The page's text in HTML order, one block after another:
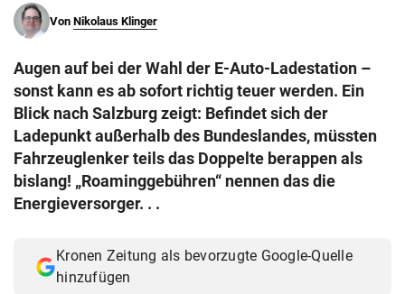
Von Nikolaus Klinger
Augen auf bei der Wahl der E-Auto-Ladestation –
sonst kann es ab sofort richtig teuer werden. Ein
Blick nach Salzburg zeigt: Befindet sich der
Ladepunkt außerhalb des Bundeslandes, müssten
Fahrzeuglenker teils das Doppelte berappen als
bislang! „Roaminggebühren“ nennen das die
Energieversorger. . .
Kronen Zeitung als bevorzugte Google-Quelle
hinzufügen